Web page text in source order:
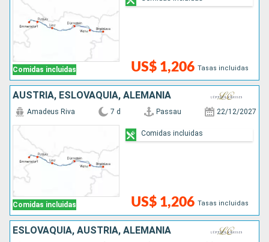
Comidas incluidas US$ 1,206 Tasas incluidas
AUSTRIA, ESLOVAQUIA, ALEMANIA
Comidas incluidas
Amadeus Riva 7 d Passau 22/12/2027
US$ 1,206 Tasas incluidas
Comidas incluidas
ESLOVAQUIA, AUSTRIA, ALEMANIA